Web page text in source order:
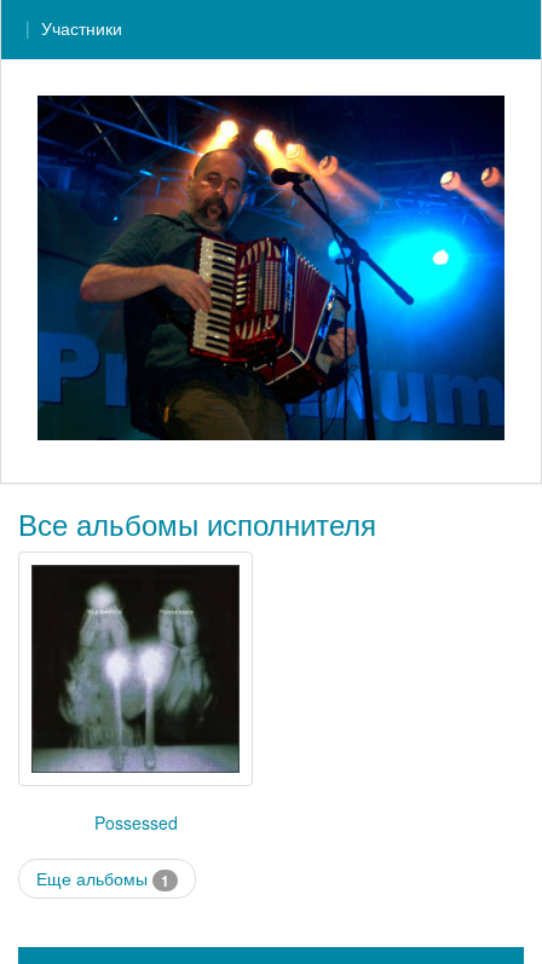
Участники
Все альбомы исполнителя
Possessed
Еще альбомы 1